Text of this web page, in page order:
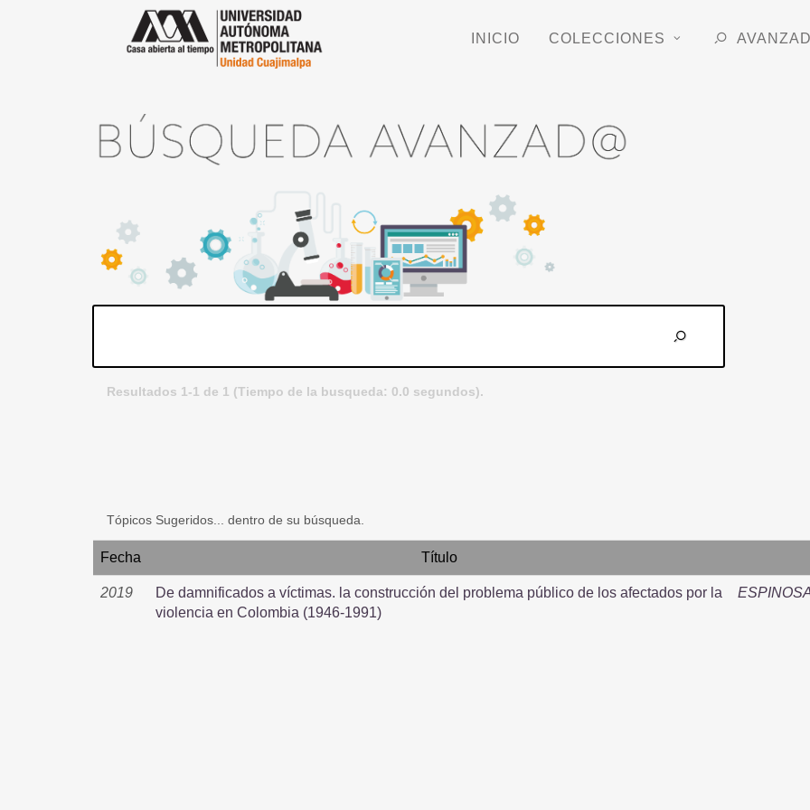
INICIO COLECCIONES
Resultados 1-1 de 1 (Tiempo de la busqueda: 0.0 segundos).
Tópicos Sugeridos... dentro de su búsqueda.
Fecha Título
2019
De damnificados a víctimas. la construcción del problema público de los afectados por la
violencia en Colombia (1946-1991)